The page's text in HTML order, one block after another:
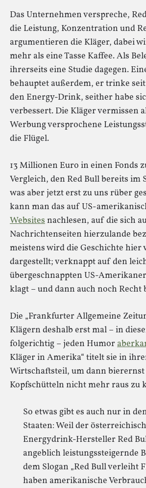
Das Unternehmen verspreche,
die Leistung, Konzentration und
argumentieren die Kläger, dabei
mehr als eine Tasse Kaffee. Als
ihrerseits eine Studie dagegen.
behauptet außerdem, er trinke
den Energy-Drink, seither habe
verbessert. Die Kläger vermissen
Werbung versprochene
die Flügel.
13 Millionen Euro in einen Fonds
Vergleich, den Red Bull bereits im
was aber jetzt erst zu uns rüber
kann man das auf US-
Websitesnachlesen, auf die sich
Nachrichtenseiten hierzulande
meistens wird die Geschichte hier
dargestellt; verknappt auf den
übergeschnappten US-
klagt – und dann auch noch Recht
Die „Frankfurter Allgemeine
Klägern deshalb erst mal – in
folgerichtig – jeden Humor
Kläger in Amerika“ titelt sie in
Wirtschaftsteil, um dann bierernst
Kopfschütteln nicht mehr raus zu
So etwas gibt es auch nur in
Staaten: Weil der
Energydrink-Hersteller Red
angeblich leistungssteigernde
dem Slogan „Red Bull verleiht
haben amerikanische